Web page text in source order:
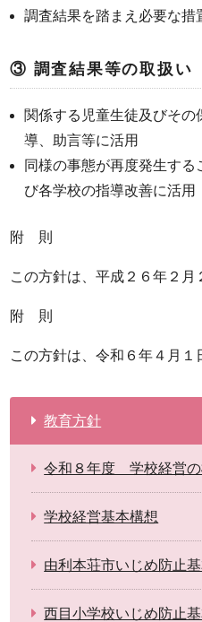
調査結果を踏まえ必要な措
③ 調査結果等の取扱い
関係する児童生徒及びそ
導、助言等に活用
同様の事態が再度発生する
び各学校の指導改善に活用
附 則
この方針は、平成２６年２月
附 則
この方針は、令和６年４月１
教育方針
令和８年度 学校経営
学校経営基本構想
由利本荘市いじめ防止
西目小学校いじめ防止